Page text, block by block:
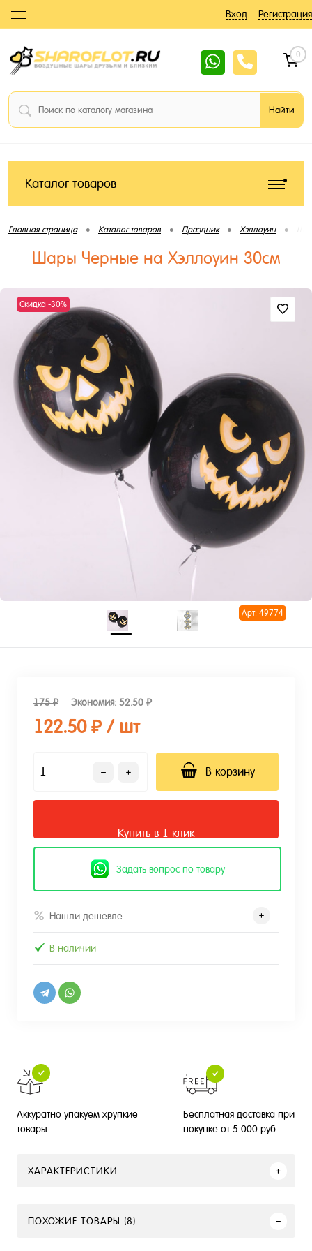
Вход Регистрация
0
Каталог товаров
Главная страница • Каталог товаров • Праздник • Хэллоуин •
Шары Черные на Хэллоуин 30см
Скидка -30%
Арт: 49774
175 ₽ Экономия: 52.50 ₽
122.50 ₽ / шт
В корзину
Купить в 1 клик
Задать вопрос по товару
Нашли дешевле
В наличии
Аккуратно упакуем хрупкие
товары
Бесплатная доставка при
покупке от 5 000 руб
ХАРАКТЕРИСТИКИ
ПОХОЖИЕ ТОВАРЫ (8)